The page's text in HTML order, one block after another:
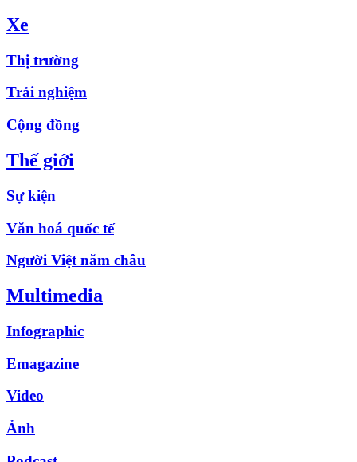
Xe
Thị trường
Trải nghiệm
Cộng đồng
Thế giới
Sự kiện
Văn hoá quốc tế
Người Việt năm châu
Multimedia
Infographic
Emagazine
Video
Ảnh